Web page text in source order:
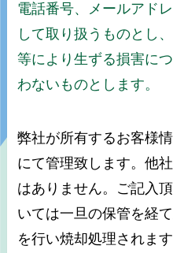
電話番号、メールアド
して取り扱うものとし
等により生ずる損害に
わないものとします。
弊社が所有するお客様
にて管理致します。他
はありません。ご記入
いては一旦の保管を経
を行い焼却処理されま